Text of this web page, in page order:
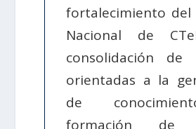
fortalecimiento del
Nacional de
consolidación de
orientadas a la
de
formación de